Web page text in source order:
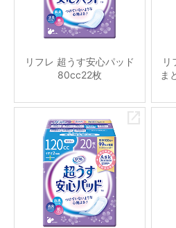
リフレ 超うす安心パッド
80cc22枚
リ
ま